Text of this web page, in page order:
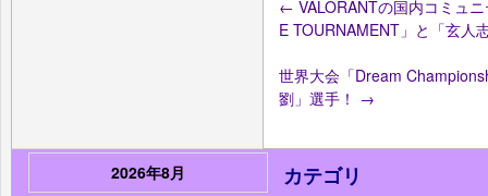
← VALORANTの国内コミュ
E TOURNAMENT」と「玄人
世界大会「Dream
劉」選手！ →
2026年8月
カテゴリ